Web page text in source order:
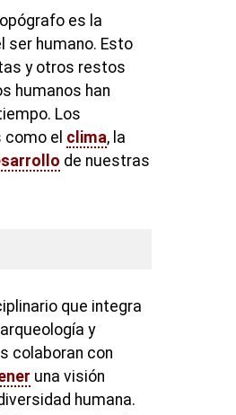
es la
ser humano. Esto
y otros restos
humanos han
Los
el clima, la
de nuestras
que integra
y
colaboran con
una visión
humana.